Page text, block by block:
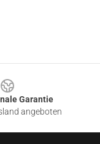
Garantie
angeboten